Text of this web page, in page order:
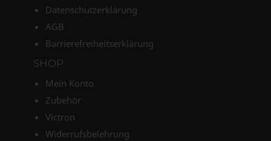
Datenschutzerklärung
AGB
Barrierefreiheitserklärung
SHOP
Mein Konto
Zubehör
Victron
Widerrufsbelehrung